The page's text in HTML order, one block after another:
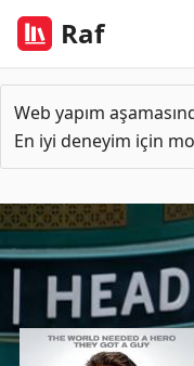
Raf
Web yapım
En iyi deneyim için